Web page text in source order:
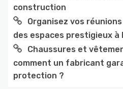
construction
Organisez vos
des espaces prestigieux à
Chaussures et
comment un fabricant
protection ?